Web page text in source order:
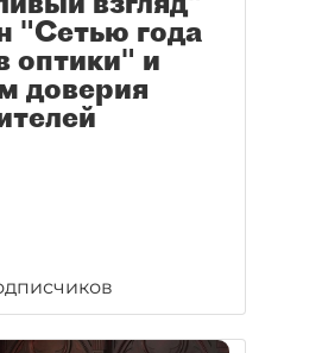
"Сетью года
оптики" и
доверия